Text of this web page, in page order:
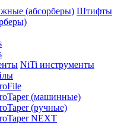
Штифты
NiTi инструменты
(машинные)
(ручные)
NEXT